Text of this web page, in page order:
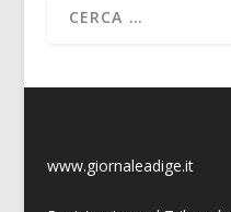
www.giornaleadige.it